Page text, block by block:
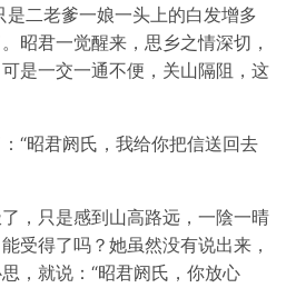
二老爹一娘一头上的白发增多
昭君一觉醒来，思乡之情深切，
是一交一通不便，关山隔阻，这
“昭君阏氏，我给你把信送回去
，只是感到山高路远，一陰一晴
受得了吗？她虽然没有说出来，
，就说：“昭君阏氏，你放心